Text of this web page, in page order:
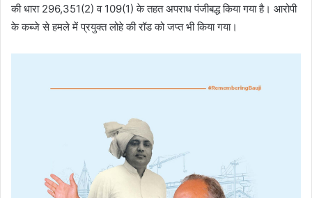
की धारा 296,351(2) व 109(1) के तहत अपराध पंजीबद्ध किया गया है। आरोपी
के कब्जे से हमले में प्रयुक्त लोहे की रॉड को जप्त भी किया गया।